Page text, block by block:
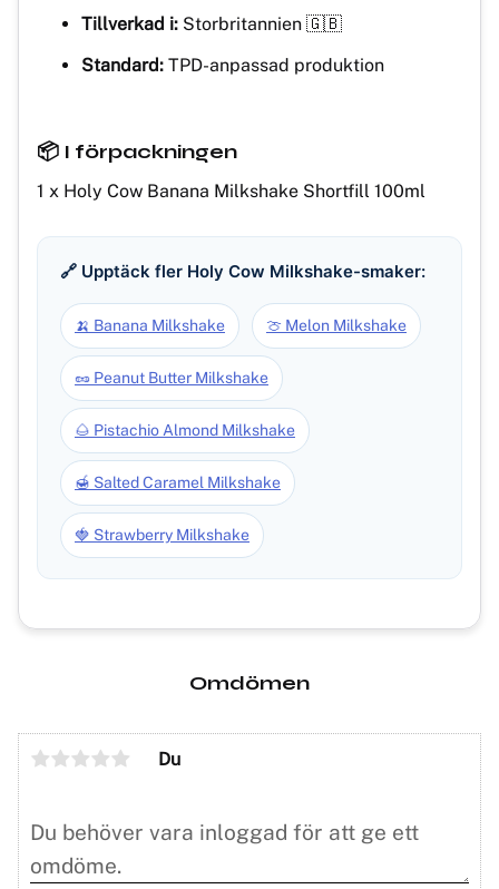
Tillverkad i: Storbritannien 🇬🇧
Standard: TPD-anpassad produktion
📦 I förpackningen
1 x Holy Cow Banana Milkshake Shortfill 100ml
🔗 Upptäck fler Holy Cow Milkshake-smaker:
🍌 Banana Milkshake 🍈 Melon Milkshake
🥜 Peanut Butter Milkshake
🌰 Pistachio Almond Milkshake
🍯 Salted Caramel Milkshake
🍓 Strawberry Milkshake
Omdömen
Du